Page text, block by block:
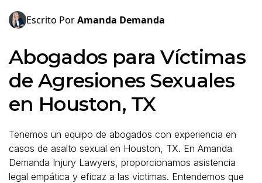
Escrito PorAmanda Demanda
Abogados para Víctimas
de Agresiones Sexuales
en Houston, TX
Tenemos un equipo de abogados con experiencia en
casos de asalto sexual en Houston, TX. En Amanda
Demanda Injury Lawyers, proporcionamos asistencia
legal empática y eficaz a las víctimas. Entendemos que